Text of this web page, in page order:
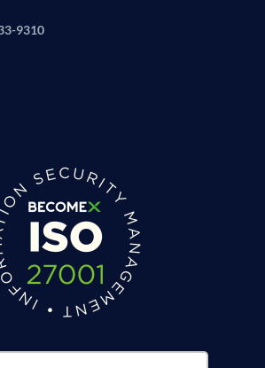
9310